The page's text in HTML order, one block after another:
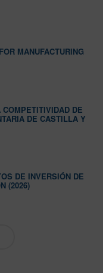
MANUFACTURING
DE
DE CASTILLA Y
DE INVERSIÓN DE
(2026)